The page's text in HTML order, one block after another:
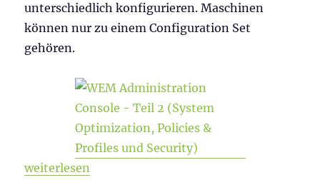
unterschiedlich konfigurieren. Maschinen
können nur zu einem Configuration Set
gehören.
„WEM Administration Console Version 1906 –
weiterlesen